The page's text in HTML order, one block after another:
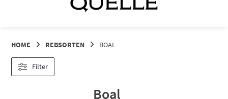
HOME REBSORTEN BOAL
Boal
Filter